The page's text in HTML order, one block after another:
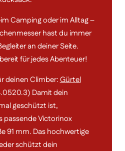
Camping oder im Alltag –
hast du immer
an deiner Seite.
für jedes Abenteuer!
deinen Climber:Gürtel
Damit dein
geschützt ist,
passende Victorinox
91 mm. Das hochwertige
schützt dein